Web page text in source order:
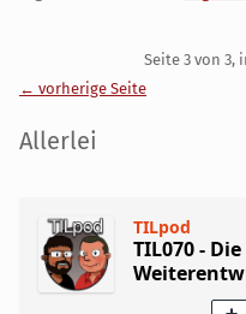
Seite 3 von 3,
← vorherige Seite
Seitenleiste
Allerlei